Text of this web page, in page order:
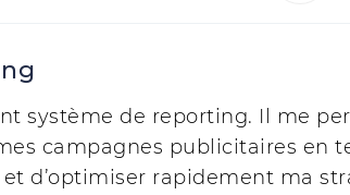
système de reporting. Il me
campagnes publicitaires en
d’optimiser rapidement ma